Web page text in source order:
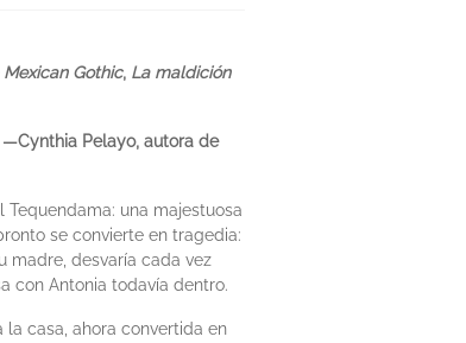
Mexican Gothic, La maldición
Pelayo, autora de
una majestuosa
se convierte en tragedia:
madre, desvaría cada vez
con Antonia todavía dentro.
casa, ahora convertida en